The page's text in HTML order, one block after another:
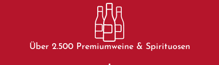
Über 2.500 Premiumweine & Spirituosen